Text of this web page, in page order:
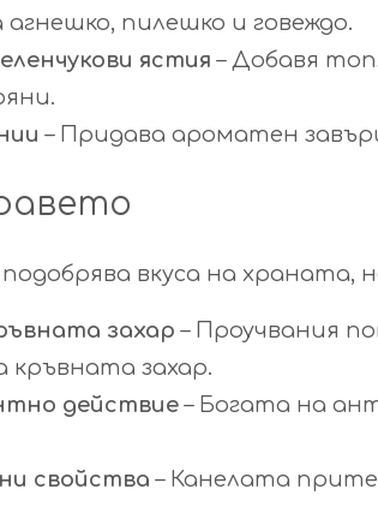
агнешко, пилешко и говеждо.
ястия – Добавя
– Придава ароматен
вкуса на
захар – Проучвания
кръвната захар.
действие – Богата на
свойства – Канелата